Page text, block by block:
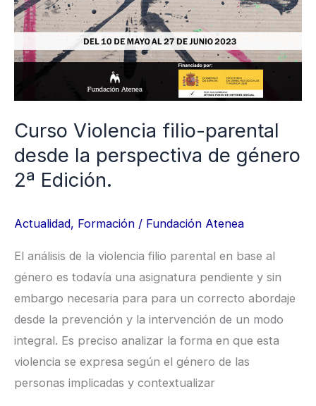
Curso Violencia filio-parental
desde la perspectiva de género
2ª Edición.
Actualidad, Formación / Fundación Atenea
El análisis de la violencia filio parental en base al
género es todavía una asignatura pendiente y sin
embargo necesaria para para un correcto abordaje
desde la prevención y la intervención de un modo
integral. Es preciso analizar la forma en que esta
violencia se expresa según el género de las
personas implicadas y contextualizar
la
perspectiva
género